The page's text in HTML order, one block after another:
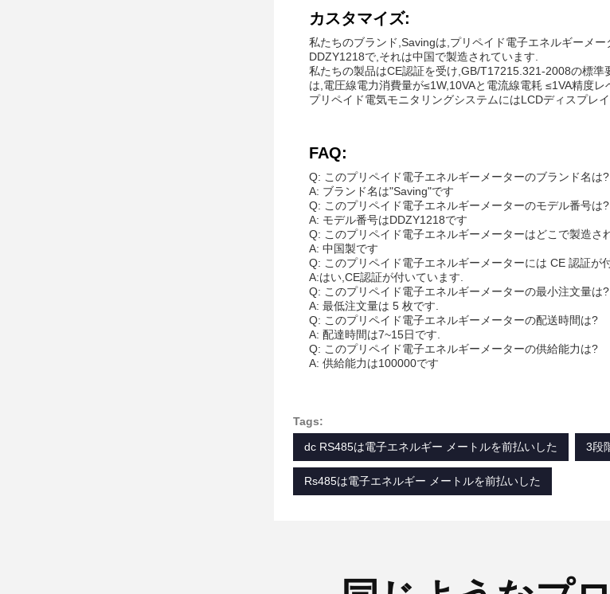
カスタマイズ:
私たちのブランド,Savingは,プリペイド電子エネルギーメ
DDZY1218で,それは中国で製造されています.
私たちの製品はCE認証を受け,GB/T17215.321-2008の標
は,電圧線電力消費量が≤1W,10VAと電流線電耗 ≤1VA精度
プリペイド電気モニタリングシステムにはLCDディスプレ
FAQ:
Q: このプリペイド電子エネルギーメーターのブランド名は?
A: ブランド名は"Saving"です
Q: このプリペイド電子エネルギーメーターのモデル番号は?
A: モデル番号はDDZY1218です
Q: このプリペイド電子エネルギーメーターはどこで製造さ
A: 中国製です
Q: このプリペイド電子エネルギーメーターには CE 認証が
A:はい,CE認証が付いています.
Q: このプリペイド電子エネルギーメーターの最小注文量は?
A: 最低注文量は 5 枚です.
Q: このプリペイド電子エネルギーメーターの配送時間は?
A: 配達時間は7~15日です.
Q: このプリペイド電子エネルギーメーターの供給能力は?
A: 供給能力は100000です
Tags:
dc RS485は電子エネルギー メートルを前払いした
3段
Rs485は電子エネルギー メートルを前払いした